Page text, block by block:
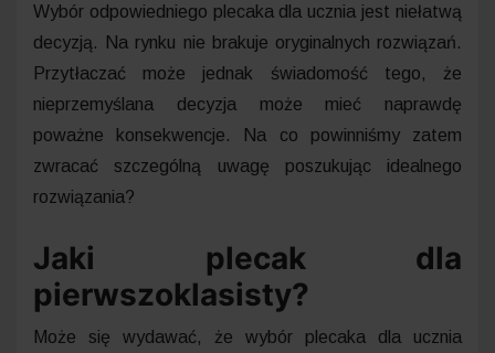
Wybór odpowiedniego plecaka dla ucznia jest niełatwą
decyzją. Na rynku nie brakuje oryginalnych rozwiązań.
Przytłaczać może jednak świadomość tego, że
nieprzemyślana decyzja może mieć naprawdę
poważne konsekwencje. Na co powinniśmy zatem
zwracać szczególną uwagę poszukując idealnego
rozwiązania?
Jaki plecak dla
pierwszoklasisty?
Może się wydawać, że wybór plecaka dla ucznia